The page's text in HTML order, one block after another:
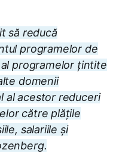
să reducă
programelor de
programelor țintite
domenii
al acestor reduceri
către plățile
salariile și